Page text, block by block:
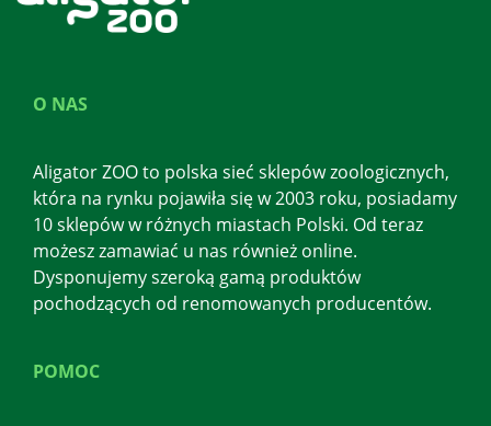
O NAS
Aligator ZOO to polska sieć sklepów zoologicznych,
która na rynku pojawiła się w 2003 roku, posiadamy
10 sklepów w różnych miastach Polski. Od teraz
możesz zamawiać u nas również online.
Dysponujemy szeroką gamą produktów
pochodzących od renomowanych producentów.
POMOC